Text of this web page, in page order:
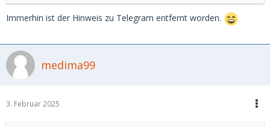
Immerhin ist der Hinweis zu Telegram entfernt worden.
medima99
3. Februar 2025